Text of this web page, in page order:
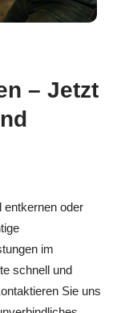
– Jetzt
entkernen oder
im
schnell und
Sie uns